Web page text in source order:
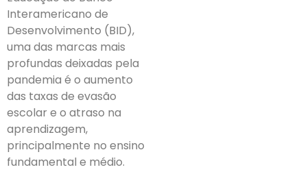
Interamericano de
Desenvolvimento (BID),
uma das marcas mais
profundas deixadas pela
pandemia é o aumento
das taxas de evasão
escolar e o atraso na
aprendizagem,
principalmente no ensino
fundamental e médio.